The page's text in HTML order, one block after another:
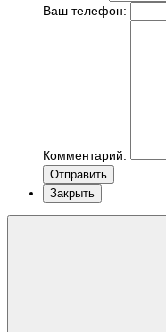
Ваш телефон:
Комментарий:
Отправить
Закрыть